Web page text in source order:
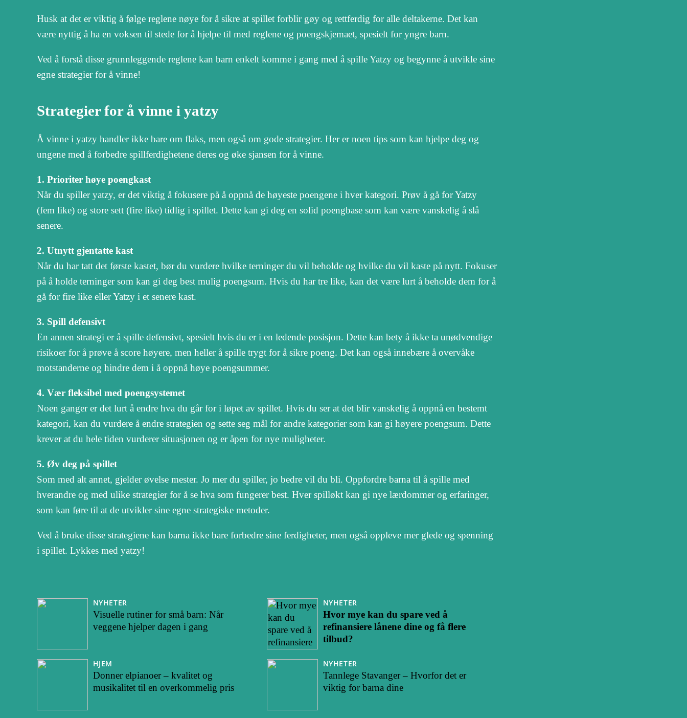
Husk at det er viktig å følge reglene nøye for å sikre at spillet forblir gøy og rettferdig for alle deltakerne. Det kan
være nyttig å ha en voksen til stede for å hjelpe til med reglene og poengskjemaet, spesielt for yngre barn.
Ved å forstå disse grunnleggende reglene kan barn enkelt komme i gang med å spille Yatzy og begynne å utvikle sine
egne strategier for å vinne!
Strategier for å vinne i yatzy
Å vinne i yatzy handler ikke bare om flaks, men også om gode strategier. Her er noen tips som kan hjelpe deg og
ungene med å forbedre spillferdighetene deres og øke sjansen for å vinne.
1. Prioriter høye poengkast
Når du spiller yatzy, er det viktig å fokusere på å oppnå de høyeste poengene i hver kategori. Prøv å gå for Yatzy
(fem like) og store sett (fire like) tidlig i spillet. Dette kan gi deg en solid poengbase som kan være vanskelig å slå
senere.
2. Utnytt gjentatte kast
Når du har tatt det første kastet, bør du vurdere hvilke terninger du vil beholde og hvilke du vil kaste på nytt. Fokuser
på å holde terninger som kan gi deg best mulig poengsum. Hvis du har tre like, kan det være lurt å beholde dem for å
gå for fire like eller Yatzy i et senere kast.
3. Spill defensivt
En annen strategi er å spille defensivt, spesielt hvis du er i en ledende posisjon. Dette kan bety å ikke ta unødvendige
risikoer for å prøve å score høyere, men heller å spille trygt for å sikre poeng. Det kan også innebære å overvåke
motstanderne og hindre dem i å oppnå høye poengsummer.
4. Vær fleksibel med poengsystemet
Noen ganger er det lurt å endre hva du går for i løpet av spillet. Hvis du ser at det blir vanskelig å oppnå en bestemt
kategori, kan du vurdere å endre strategien og sette seg mål for andre kategorier som kan gi høyere poengsum. Dette
krever at du hele tiden vurderer situasjonen og er åpen for nye muligheter.
5. Øv deg på spillet
Som med alt annet, gjelder øvelse mester. Jo mer du spiller, jo bedre vil du bli. Oppfordre barna til å spille med
hverandre og med ulike strategier for å se hva som fungerer best. Hver spilløkt kan gi nye lærdommer og erfaringer,
som kan føre til at de utvikler sine egne strategiske metoder.
Ved å bruke disse strategiene kan barna ikke bare forbedre sine ferdigheter, men også oppleve mer glede og spenning
i spillet. Lykkes med yatzy!
NYHETER
Visuelle rutiner for små barn: Når
veggene hjelper dagen i gang
HJEM
Donner elpianoer – kvalitet og
musikalitet til en overkommelig pris
NYHETER
Hvor mye kan du spare ved å
refinansiere lånene dine og få flere
tilbud?
NYHETER
Tannlege Stavanger – Hvorfor det er
viktig for barna dine